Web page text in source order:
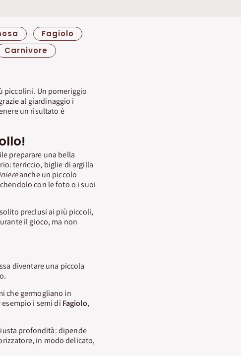
Fagiolo
Carnivore
piccolini. Un pomeriggio
al giardinaggio i
un risultato è
preparare una bella
terriccio, biglie di argilla
anche un piccolo
con le foto o i suoi
preclusi ai più piccoli,
il gioco, ma non
diventare una piccola
che germogliano in
i semi di Fagiolo,
profondità: dipende
in modo delicato,